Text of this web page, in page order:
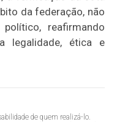
da federação, não
reafirmando
legalidade, ética e
de quem realizá-lo.